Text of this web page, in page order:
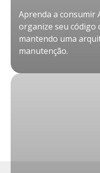
Aprenda a consumir
organize seu código
mantendo uma
manutenção.